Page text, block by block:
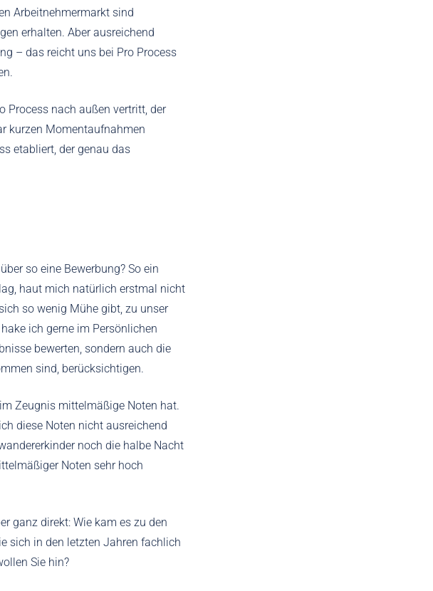
Arbeitnehmermarkt sind
erhalten. Aber ausreichend
– das reicht uns bei Pro Process
Process nach außen vertritt, der
kurzen Momentaufnahmen
etabliert, der genau das
so eine Bewerbung? So ein
haut mich natürlich erstmal nicht
so wenig Mühe gibt, zu unser
ich gerne im Persönlichen
bewerten, sondern auch die
sind, berücksichtigen.
Zeugnis mittelmäßige Noten hat.
diese Noten nicht ausreichend
noch die halbe Nacht
Noten sehr hoch
ganz direkt: Wie kam es zu den
sich in den letzten Jahren fachlich
Sie hin?